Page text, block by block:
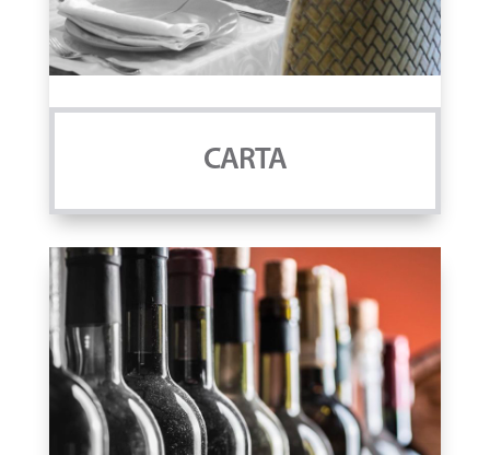
CARTA